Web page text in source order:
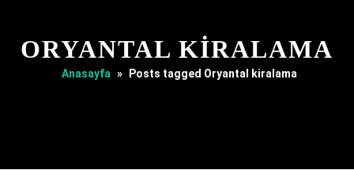
ORYANTAL KIRALAMA
Anasayfa » Posts tagged Oryantal kiralama